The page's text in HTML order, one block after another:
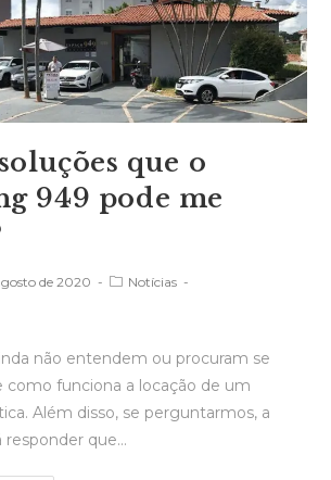
que o
949 pode me
de 2020
Notícias
não entendem ou procuram se
como funciona a locação de um
Além disso, se perguntarmos, a
responder que…